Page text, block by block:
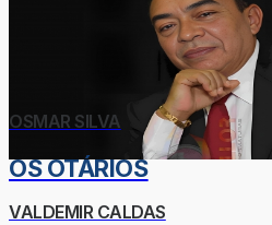
OSMAR SILVA
OS OTÁRIOS
VALDEMIR CALDAS